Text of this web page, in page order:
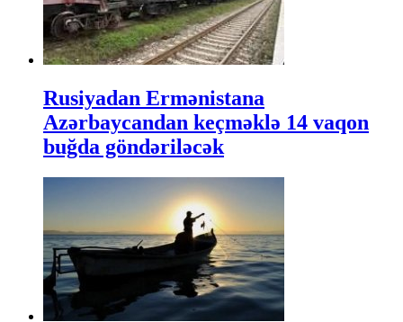
Rusiyadan Ermənistana
Azərbaycandan keçməklə 14 vaqon
buğda göndəriləcək